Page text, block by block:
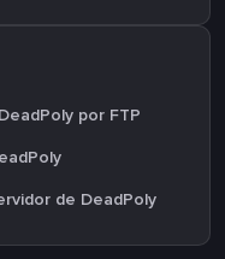
por FTP
de DeadPoly